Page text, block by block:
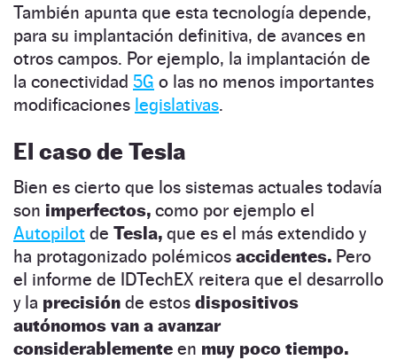
También apunta que esta tecnología depende,
para su implantación definitiva, de avances en
otros campos. Por ejemplo, la implantación de
la conectividad 5G o las no menos importantes
modificaciones legislativas.
El caso de Tesla
Bien es cierto que los sistemas actuales todavía
son imperfectos, como por ejemplo el
Autopilot de Tesla, que es el más extendido y
ha protagonizado polémicos accidentes. Pero
el informe de IDTechEX reitera que el desarrollo
y la precisión de estos dispositivos
autónomos van a avanzar
considerablemente en muy poco tiempo.